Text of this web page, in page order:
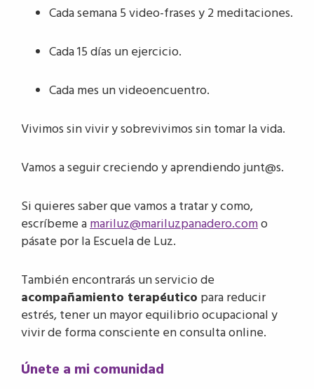
Cada semana 5 video-frases y 2 meditaciones.
Cada 15 días un ejercicio.
Cada mes un videoencuentro.
Vivimos sin vivir y sobrevivimos sin tomar la vida.
Vamos a seguir creciendo y aprendiendo junt@s.
Si quieres saber que vamos a tratar y como,
escríbeme amariluz@mariluzpanadero.como
pásate por la Escuela de Luz.
También encontrarás un servicio de
acompañamiento terapéutico para reducir
estrés, tener un mayor equilibrio ocupacional y
vivir de forma consciente en consulta online.
Únete a mi comunidad